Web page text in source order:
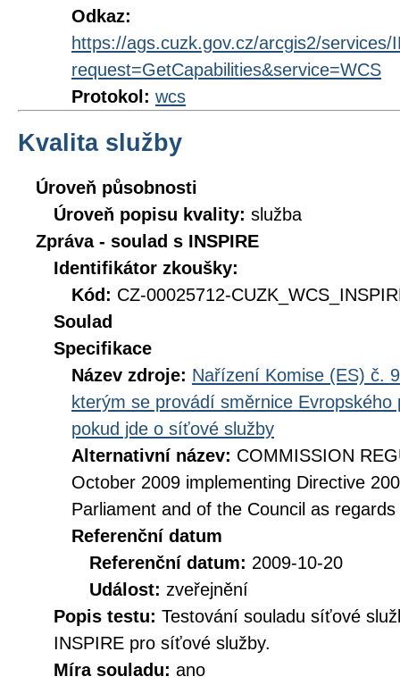
Odkaz:
https://ags.cuzk.gov.cz/arcgis2/
request=GetCapabilities&service=WCS
Protokol: wcs
Kvalita služby
Úroveň působnosti
Úroveň popisu kvality: služba
Zpráva - soulad s INSPIRE
Identifikátor zkoušky:
Kód: CZ-00025712-
Soulad
Specifikace
Název zdroje: Nařízení Komise (ES) č.
kterým se provádí směrnice
pokud jde o síťové služby
Alternativní název: COMMISSION
October 2009 implementing Directive
Parliament and of the Council as
Referenční datum
Referenční datum: 2009-10-20
Událost: zveřejnění
Popis testu: Testování souladu síťové
INSPIRE pro síťové služby.
Míra souladu: ano